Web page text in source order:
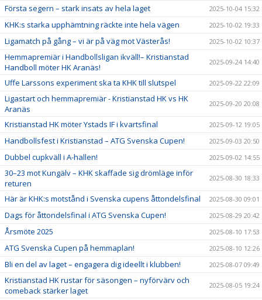
Första segern – stark insats av hela laget 2025-10-04 15:32
KHK:s starka upphämtning räckte inte hela vägen 2025-10-02 19:33
Ligamatch på gång – vi är på väg mot Västerås! 2025-10-02 10:37
Hemmapremiär i Handbollsligan ikväll!– Kristianstad
Handboll möter HK Aranäs!
2025-09-24 14:40
Uffe Larssons experiment ska ta KHK till slutspel 2025-09-22 22:09
Ligastart och hemmapremiär - Kristianstad HK vs HK
Aranäs
2025-09-20 20:08
Kristianstad HK möter Ystads IF i kvartsfinal 2025-09-12 19:05
Handbollsfest i Kristianstad – ATG Svenska Cupen! 2025-09-03 20:50
Dubbel cupkväll i A-hallen! 2025-09-02 14:55
30–23 mot Kungälv – KHK skaffade sig drömläge inför
returen
2025-08-30 18:33
Här är KHK:s motstånd i Svenska cupens åttondelsfinal 2025-08-30 09:01
Dags för åttondelsfinal i ATG Svenska Cupen! 2025-08-29 20:42
Årsmöte 2025 2025-08-10 17:53
ATG Svenska Cupen på hemmaplan! 2025-08-10 12:26
Bli en del av laget – engagera dig ideellt i klubben! 2025-08-07 09:49
Kristianstad HK rustar för säsongen – nyförvärv och
comeback stärker laget
2025-08-05 19:24